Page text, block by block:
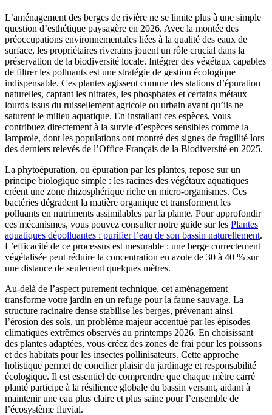
L’aménagement des berges de rivière ne se limite plus à une simple
question d’esthétique paysagère en 2026. Avec la montée des
préoccupations environnementales liées à la qualité des eaux de
surface, les propriétaires riverains jouent un rôle crucial dans la
préservation de la biodiversité locale. Intégrer des végétaux capables
de filtrer les polluants est une stratégie de gestion écologique
indispensable. Ces plantes agissent comme des stations d’épuration
naturelles, captant les nitrates, les phosphates et certains métaux
lourds issus du ruissellement agricole ou urbain avant qu’ils ne
saturent le milieu aquatique. En installant ces espèces, vous
contribuez directement à la survie d’espèces sensibles comme la
lamproie, dont les populations ont montré des signes de fragilité lors
des derniers relevés de l’Office Français de la Biodiversité en 2025.
La phytoépuration, ou épuration par les plantes, repose sur un
principe biologique simple : les racines des végétaux aquatiques
créent une zone rhizosphérique riche en micro-organismes. Ces
bactéries dégradent la matière organique et transforment les
polluants en nutriments assimilables par la plante. Pour approfondir
ces mécanismes, vous pouvez consulter notre guide sur les Plantes
aquatiques dépolluantes : purifier l’eau de son bassin naturellement.
L’efficacité de ce processus est mesurable : une berge correctement
végétalisée peut réduire la concentration en azote de 30 à 40 % sur
une distance de seulement quelques mètres.
Au-delà de l’aspect purement technique, cet aménagement
transforme votre jardin en un refuge pour la faune sauvage. La
structure racinaire dense stabilise les berges, prévenant ainsi
l’érosion des sols, un problème majeur accentué par les épisodes
climatiques extrêmes observés au printemps 2026. En choisissant
des plantes adaptées, vous créez des zones de frai pour les poissons
et des habitats pour les insectes pollinisateurs. Cette approche
holistique permet de concilier plaisir du jardinage et responsabilité
écologique. Il est essentiel de comprendre que chaque mètre carré
planté participe à la résilience globale du bassin versant, aidant à
maintenir une eau plus claire et plus saine pour l’ensemble de
l’écosystème fluvial.